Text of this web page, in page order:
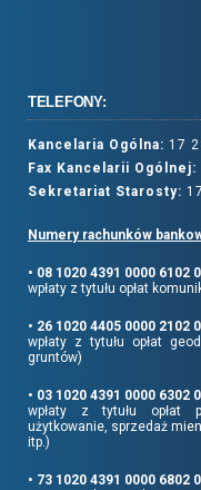
TELEFONY:
Kancelaria Ogólna: 17
Fax Kancelarii Ogólnej:
Sekretariat Starosty:
Numery rachunków
• 08 1020 4391 0000 6102
wpłaty z tytułu opłat
• 26 1020 4405 0000 2102
wpłaty z tytułu opłat
gruntów)
• 03 1020 4391 0000 6302
wpłaty z tytułu opłat
użytkowanie, sprzedaż
itp.)
• 73 1020 4391 0000 6802